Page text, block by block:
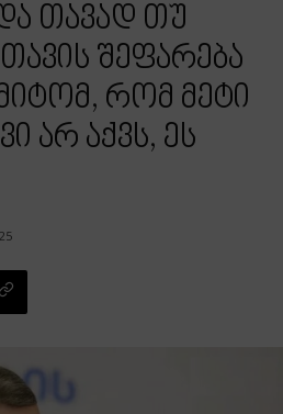
თავად თუ
შეფარება
რომ მეტი
არ აქვს, ეს